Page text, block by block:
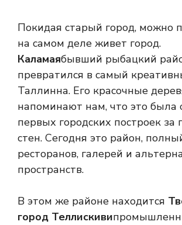
Покидая старый город, можно
на самом деле живет город.
Каламаябывший рыбацкий
превратился в самый
Таллинна. Его красочные
напоминают нам, что это была
первых городских построек за
стен. Сегодня это район,
ресторанов, галерей и
пространств.
В этом же районе находится
город Теллискиви